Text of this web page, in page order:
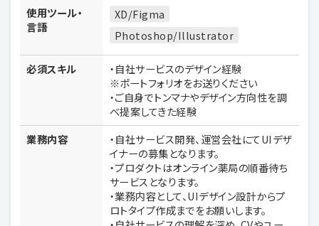
使用ツール・
言語
XD/Figma
Photoshop/Illustrator
必須スキル
・自社サービスのデザイン経験
※ポートフォリオをお送りください
・ご自身でトンマナやデザイン方向性を調
べ提案してきた経験
業務内容
・自社サービス開発、運営会社にてUIデザ
イナーの募集となります。
・プロダクトはオンライン薬局の順番待ち
サービスとなります。
・業務内容として、UIデザイン設計からプ
ロトタイプ作成までをお願いします。